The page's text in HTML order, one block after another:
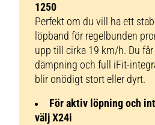
1250
Perfekt om du vill ha ett
löpband för regelbunden
upp till cirka 19 km/h. Du
dämpning och full iFit-
blir onödigt stort eller dyrt.
För aktiv löpning och
väljX24i